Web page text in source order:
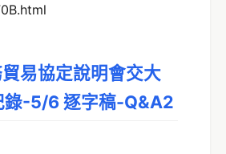
易協定說明會交大
錄-5/6 逐字稿-Q&A2